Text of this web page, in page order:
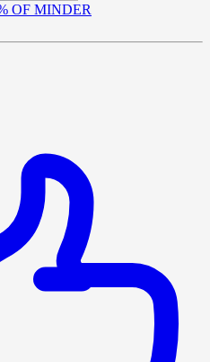
OF MINDER